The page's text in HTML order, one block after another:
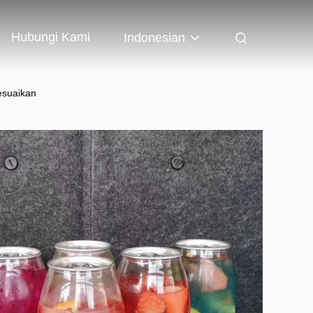
Hubungi Kami Indonesian